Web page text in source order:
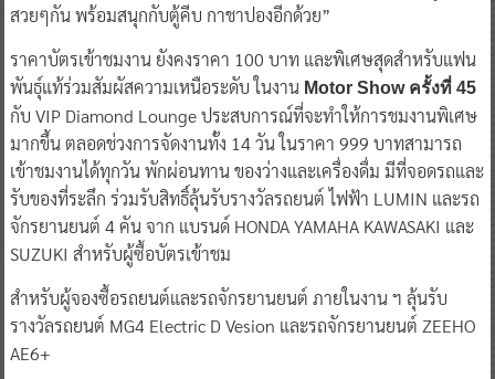
สวยๆกัน พร้อมสนุกกับตู้คีบ กาชาปองอีกด้วย”
ราคาบัตรเข้าชมงาน ยังคงราคา 100 บาท และพิเศษสุดสำหรับแฟน
พันธุ์แท้ร่วมสัมผัสความเหนือระดับ ในงาน Motor Show ครั้งที่ 45
กับ VIP Diamond Lounge ประสบการณ์ที่จะทำให้การชมงานพิเศษ
มากขึ้น ตลอดช่วงการจัดงานทั้ง 14 วัน ในราคา 999 บาทสามารถ
เข้าชมงานได้ทุกวัน พักผ่อนทาน ของว่างและเครื่องดื่ม มีที่จอดรถและ
รับของที่ระลึก ร่วมรับสิทธิ์ลุ้นรับรางวัลรถยนต์ ไฟฟ้า LUMIN และรถ
จักรยานยนต์ 4 คัน จาก แบรนด์ HONDA YAMAHA KAWASAKI และ
SUZUKI สำหรับผู้ซื้อบัตรเข้าชม
สำหรับผู้จองซื้อรถยนต์และรถจักรยานยนต์ ภายในงาน ฯ ลุ้นรับ
รางวัลรถยนต์ MG4 Electric D Vesion และรถจักรยานยนต์ ZEEHO
AE6+